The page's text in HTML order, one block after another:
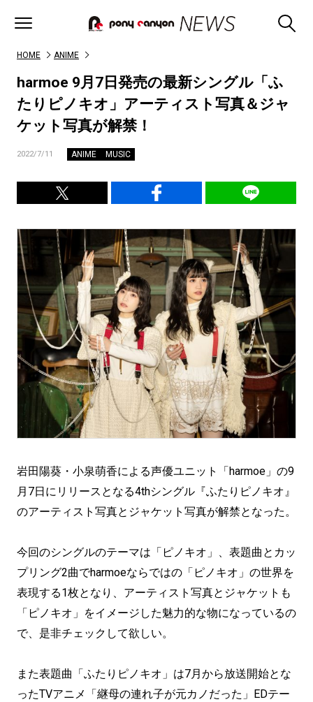
HOME ANIME
harmoe 9月7日発売の最新シングル「ふ
たりピノキオ」アーティスト写真＆ジャ
ケット写真が解禁！
2022/7/11 ANIME MUSIC
岩田陽葵・小泉萌香による声優ユニット「harmoe」の9
月7日にリリースとなる4thシングル『ふたりピノキオ』
のアーティスト写真とジャケット写真が解禁となった。
今回のシングルのテーマは「ピノキオ」、表題曲とカッ
プリング2曲でharmoeならではの「ピノキオ」の世界を
表現する1枚となり、アーティスト写真とジャケットも
「ピノキオ」をイメージした魅力的な物になっているの
で、是非チェックして欲しい。
また表題曲「ふたりピノキオ」は7月から放送開始とな
ったTVアニメ「継母の連れ子が元カノだった」EDテー